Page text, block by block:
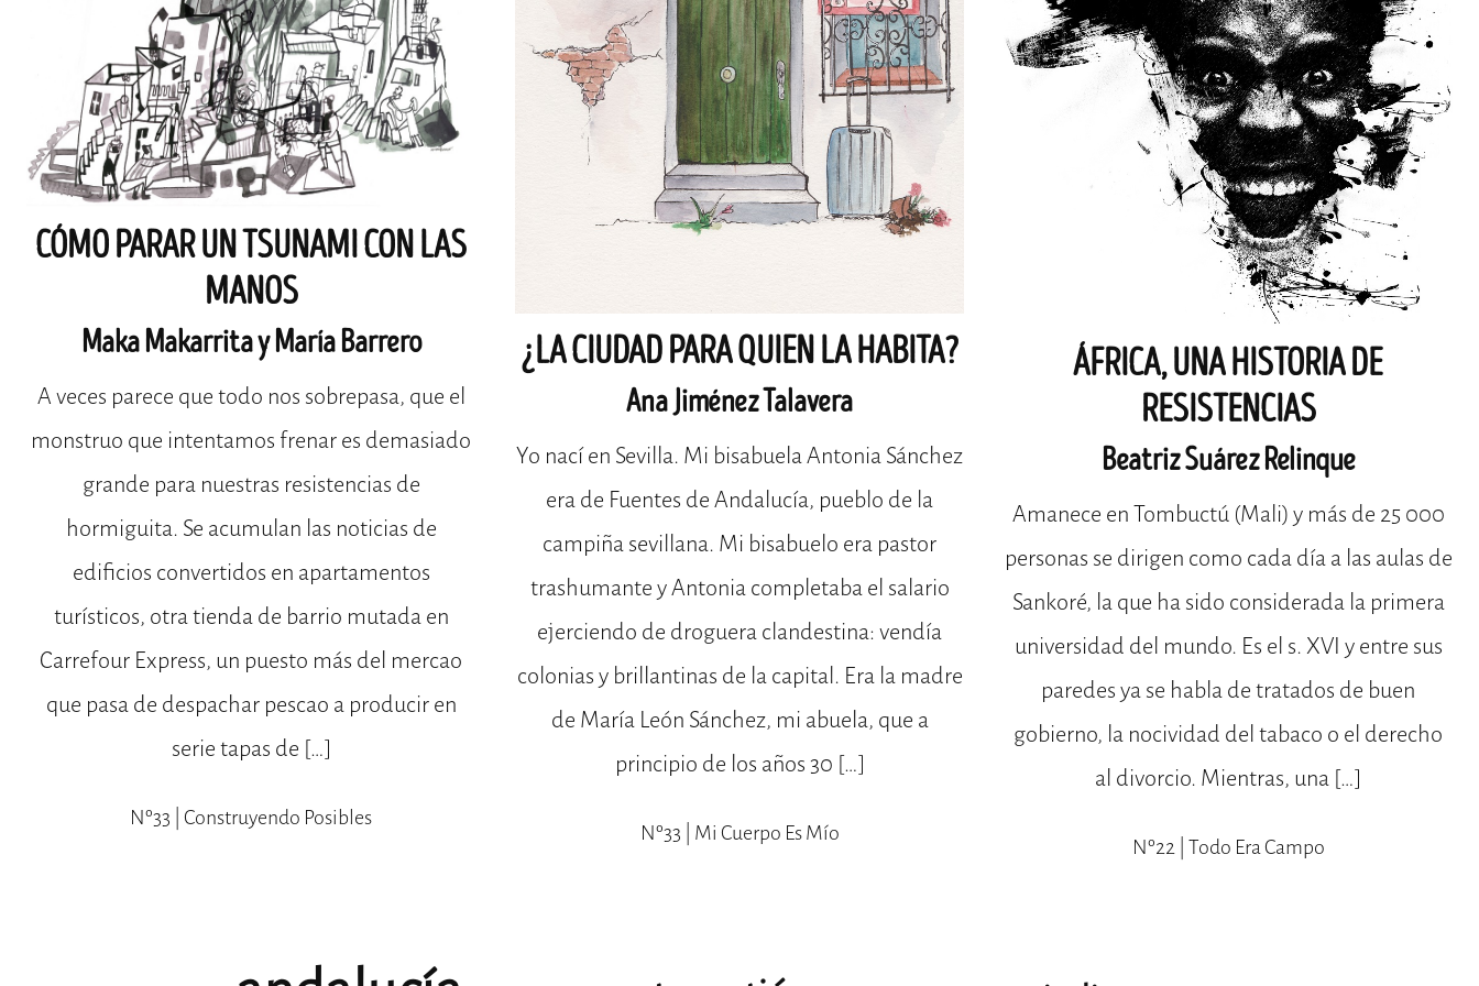
CÓMO PARAR UN TSUNAMI CON LAS
MANOS
Maka Makarrita y María Barrero
A veces parece que todo nos sobrepasa, que el
monstruo que intentamos frenar es demasiado
grande para nuestras resistencias de
hormiguita. Se acumulan las noticias de
edificios convertidos en apartamentos
turísticos, otra tienda de barrio mutada en
Carrefour Express, un puesto más del mercao
que pasa de despachar pescao a producir en
serie tapas de […]
Nº33 | Construyendo Posibles
¿LA CIUDAD PARA QUIEN LA HABITA?
Ana Jiménez Talavera
Yo nací en Sevilla. Mi bisabuela Antonia Sánchez
era de Fuentes de Andalucía, pueblo de la
campiña sevillana. Mi bisabuelo era pastor
trashumante y Antonia completaba el salario
ejerciendo de droguera clandestina: vendía
colonias y brillantinas de la capital. Era la madre
de María León Sánchez, mi abuela, que a
principio de los años 30 […]
Nº33 | Mi Cuerpo Es Mío
ÁFRICA, UNA HISTORIA DE
RESISTENCIAS
Beatriz Suárez Relinque
Amanece en Tombuctú (Mali) y más de 25 000
personas se dirigen como cada día a las aulas de
Sankoré, la que ha sido considerada la primera
universidad del mundo. Es el s. XVI y entre sus
paredes ya se habla de tratados de buen
gobierno, la nocividad del tabaco o el derecho
al divorcio. Mientras, una […]
Nº22 | Todo Era Campo